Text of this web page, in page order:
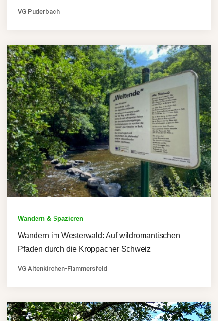
VG Puderbach
Wandern & Spazieren
Wandern im Westerwald: Auf wildromantischen
Pfaden durch die Kroppacher Schweiz
VG Altenkirchen-Flammersfeld